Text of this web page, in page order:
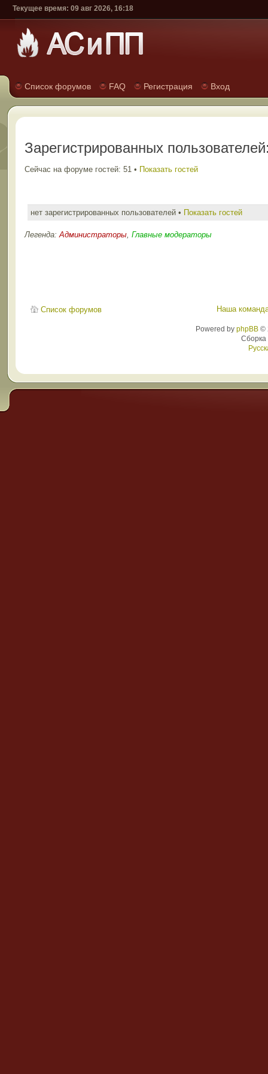
Текущее время: 09 авг 2026, 16:18
Список форумов FAQ Регистрация Вход
Зарегистрированных
Сейчас на форуме гостей: 51 • Показать гостей
нет зарегистрированных пользователей • Показать гостей
Легенда:Администраторы, Главные модераторы
Список форумов Наша
Powered by phpBB©